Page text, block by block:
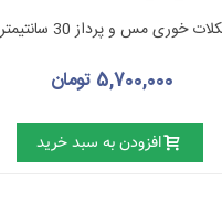
خوری مس و پرداز 30 سانتیمتری
5,700,000 تومان
افزودن به سبد خرید